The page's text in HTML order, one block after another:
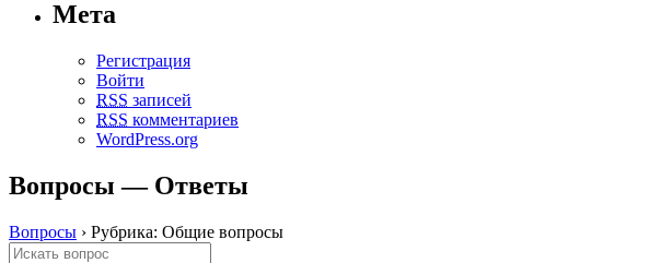
Мета
Регистрация
Войти
RSS записей
RSS комментариев
WordPress.org
Вопросы — Ответы
Вопросы › Рубрика: Общие вопросы